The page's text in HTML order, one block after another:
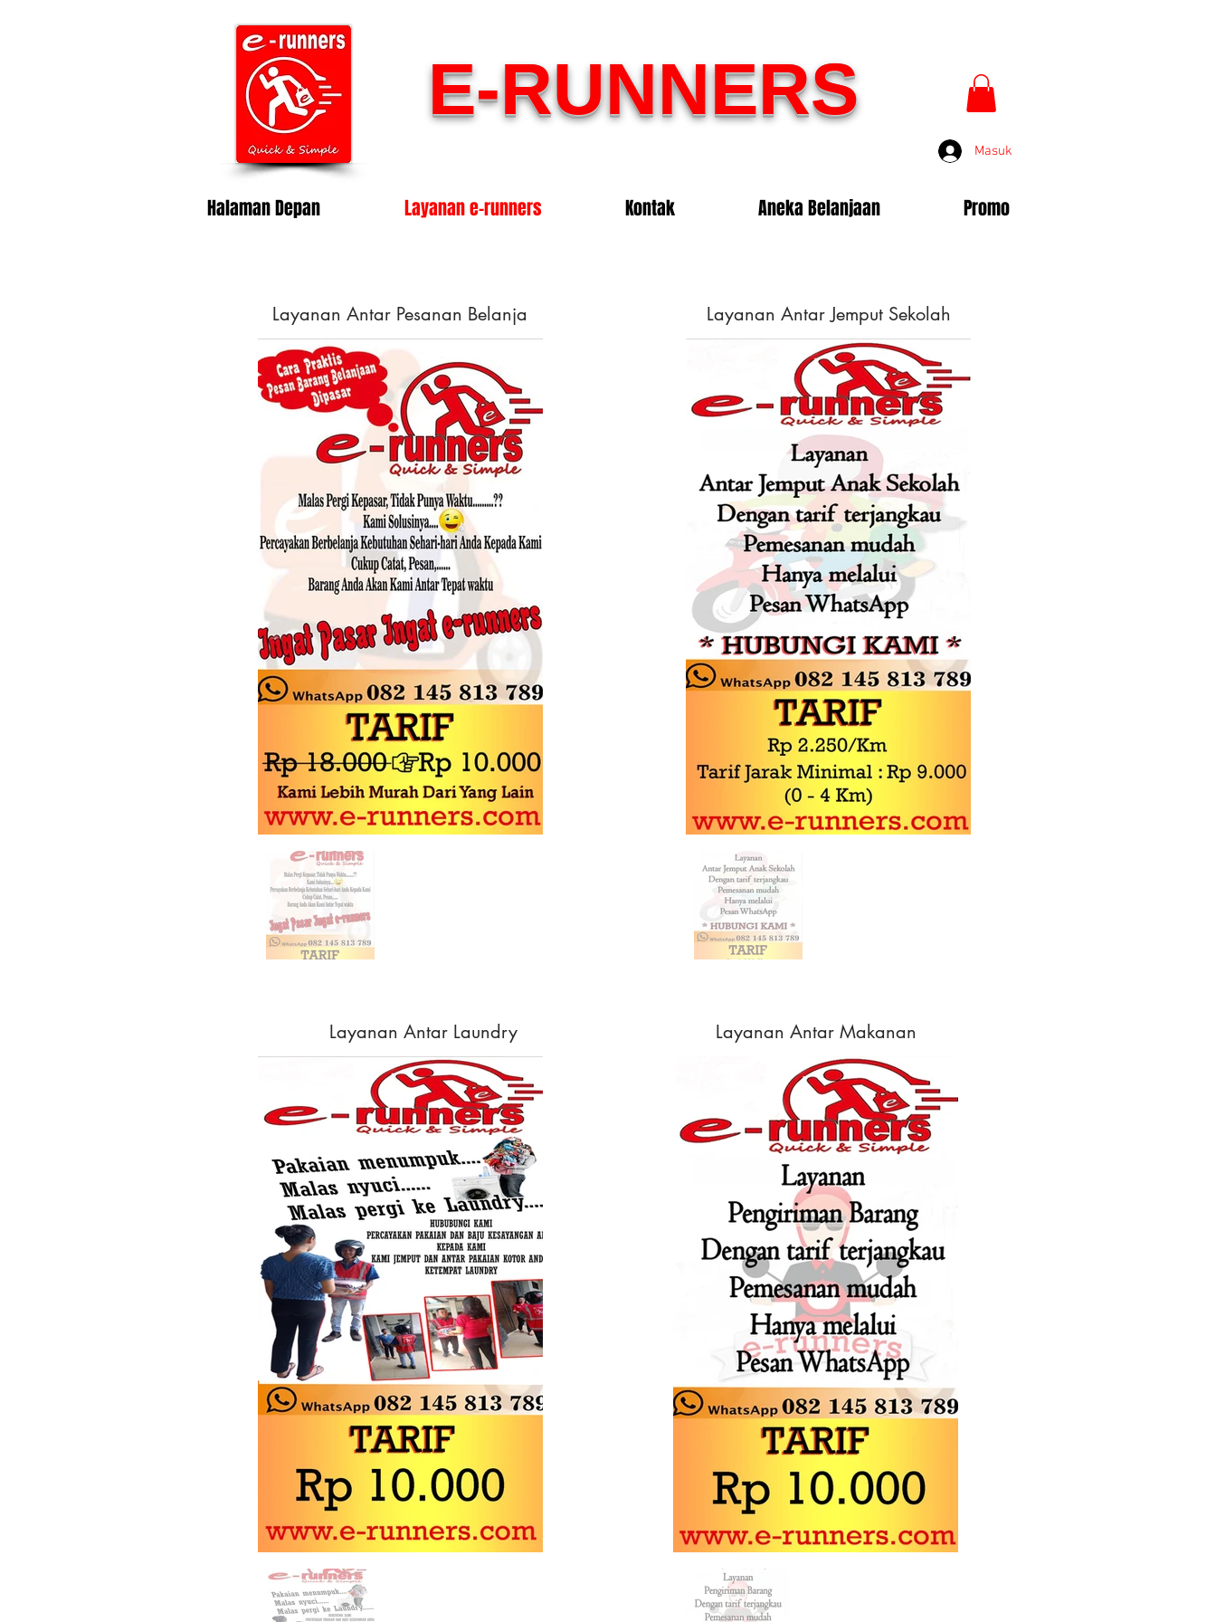
E-RUNNERS
Masuk
Halaman Depan Layanan e-runners Kontak Aneka Belanjaan Promo
Layanan Antar Pesanan Belanja
Layanan Antar Laundry
Layanan Antar Jemput Sekolah
Layanan Antar Makanan